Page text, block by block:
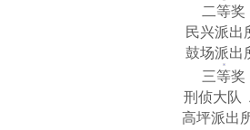
二等奖
民兴派出
鼓场派出
三等奖
刑侦大队
高坪派出